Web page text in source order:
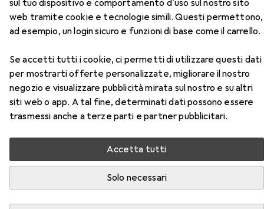
sul tuo dispositivo e comportamento d'uso sul nostro sito
web tramite cookie e tecnologie simili. Questi permettono,
ad esempio, un login sicuro e funzioni di base come il carrello.
Se accetti tutti i cookie, ci permetti di utilizzare questi dati
per mostrarti offerte personalizzate, migliorare il nostro
negozio e visualizzare pubblicità mirata sul nostro e su altri
siti web o app. A tal fine, determinati dati possono essere
trasmessi anche a terze parti e partner pubblicitari.
Accetta tutti
Solo necessari
Fisso treppiede articolato
Accessori per Fisso treppiede
articolato
articolato della categoria Calibro.
Rilevanza
Elenco dei prodotti